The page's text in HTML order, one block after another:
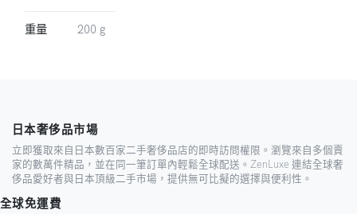
重量 200 g
日本奢侈品市場
立即獲取來自日本數百家二手奢侈品店的即時訪問權限。瀏覽來自多個賣
家的數萬件精品，並在同一筆訂單內輕鬆全球配送。ZenLuxe 連結全球奢
侈品愛好者與日本頂級二手市場，提供無可比擬的選擇與便利性。
全球免運費